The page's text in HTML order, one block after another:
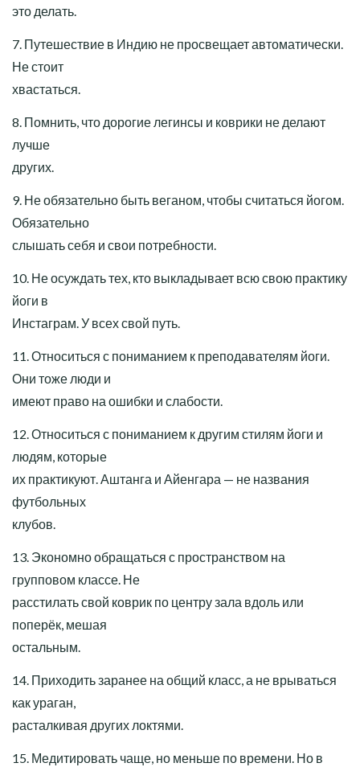
это делать.
7. Путешествие в Индию не просвещает автоматически.
Не стоит
хвастаться.
8. Помнить, что дорогие легинсы и коврики не делают
лучше
других.
9. Не обязательно быть веганом, чтобы считаться йогом.
Обязательно
слышать себя и свои потребности.
10. Не осуждать тех, кто выкладывает всю свою практику
йоги в
Инстаграм. У всех свой путь.
11. Относиться с пониманием к преподавателям йоги.
Они тоже люди и
имеют право на ошибки и слабости.
12. Относиться с пониманием к другим стилям йоги и
людям, которые
их практикуют. Аштанга и Айенгара — не названия
футбольных
клубов.
13. Экономно обращаться с пространством на
групповом классе. Не
расстилать свой коврик по центру зала вдоль или
поперёк, мешая
остальным.
14. Приходить заранее на общий класс, а не врываться
как ураган,
расталкивая других локтями.
15. Медитировать чаще, но меньше по времени. Но в